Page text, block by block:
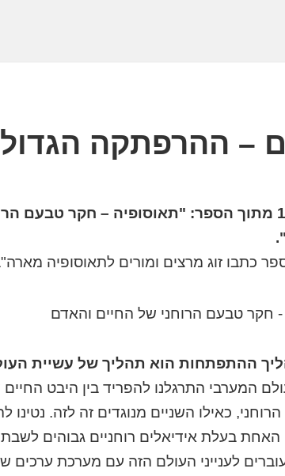
– ההרפתקה
פרק 13 מתוך הספר: "תאוסופיה – חקר טבעם
כתבו זוג מרצים ומורים לתאוסופיה מארה"ב
ההתפתחות הוא תהליך של עשיית
המערבי התרגלנו להפריד בין היבט החיים
כאילו השניים מנוגדים זה לזה.
האחת בעלת אידיאלים רוחניים גבוהים
לענייני העולם הזה עם מערכת ערכים